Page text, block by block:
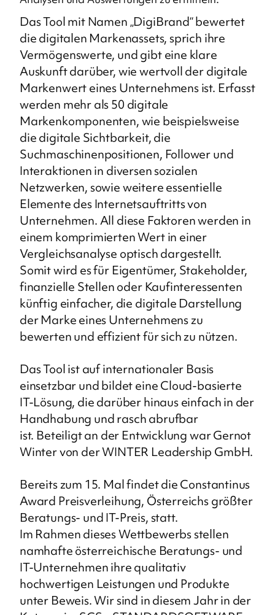
Das Tool mit Namen „DigiBrand“ bewertet
die digitalen Markenassets, sprich ihre
Vermögenswerte, und gibt eine klare
Auskunft darüber, wie wertvoll der digitale
Markenwert eines Unternehmens ist. Erfasst
werden mehr als 50 digitale
Markenkomponenten, wie beispielsweise
die digitale Sichtbarkeit, die
Suchmaschinenpositionen, Follower und
Interaktionen in diversen sozialen
Netzwerken, sowie weitere essentielle
Elemente des Internetsauftritts von
Unternehmen. All diese Faktoren werden in
einem komprimierten Wert in einer
Vergleichsanalyse optisch dargestellt.
Somit wird es für Eigentümer, Stakeholder,
finanzielle Stellen oder Kaufinteressenten
künftig einfacher, die digitale Darstellung
der Marke eines Unternehmens zu
bewerten und effizient für sich zu nützen.
Das Tool ist auf internationaler Basis
einsetzbar und bildet eine Cloud-basierte
IT-Lösung, die darüber hinaus einfach in der
Handhabung und rasch abrufbar
ist. Beteiligt an der Entwicklung war Gernot
Winter von der WINTER Leadership GmbH.
Bereits zum 15. Mal findet die Constantinus
Award Preisverleihung, Österreichs größter
Beratungs- und IT-Preis, statt.
Im Rahmen dieses Wettbewerbs stellen
namhafte österreichische Beratungs- und
IT-Unternehmen ihre qualitativ
hochwertigen Leistungen und Produkte
unter Beweis. Wir sind in diesem Jahr in der